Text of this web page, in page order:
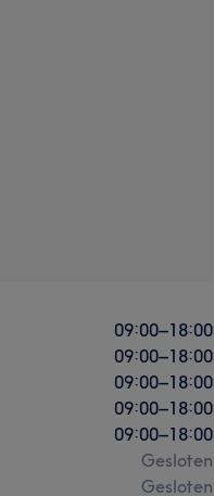
09:00–18:00
09:00–18:00
09:00–18:00
09:00–18:00
09:00–18:00
Gesloten
Gesloten